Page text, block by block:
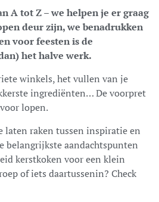
A tot Z – we helpen je er graag
deur zijn, we benadrukken
voor feesten is de
het halve werk.
winkels, het vullen van je
ingrediënten… De voorpret
lopen.
laten raken tussen inspiratie en
belangrijkste aandachtspunten
kerstkoken voor een klein
of iets daartussenin? Check